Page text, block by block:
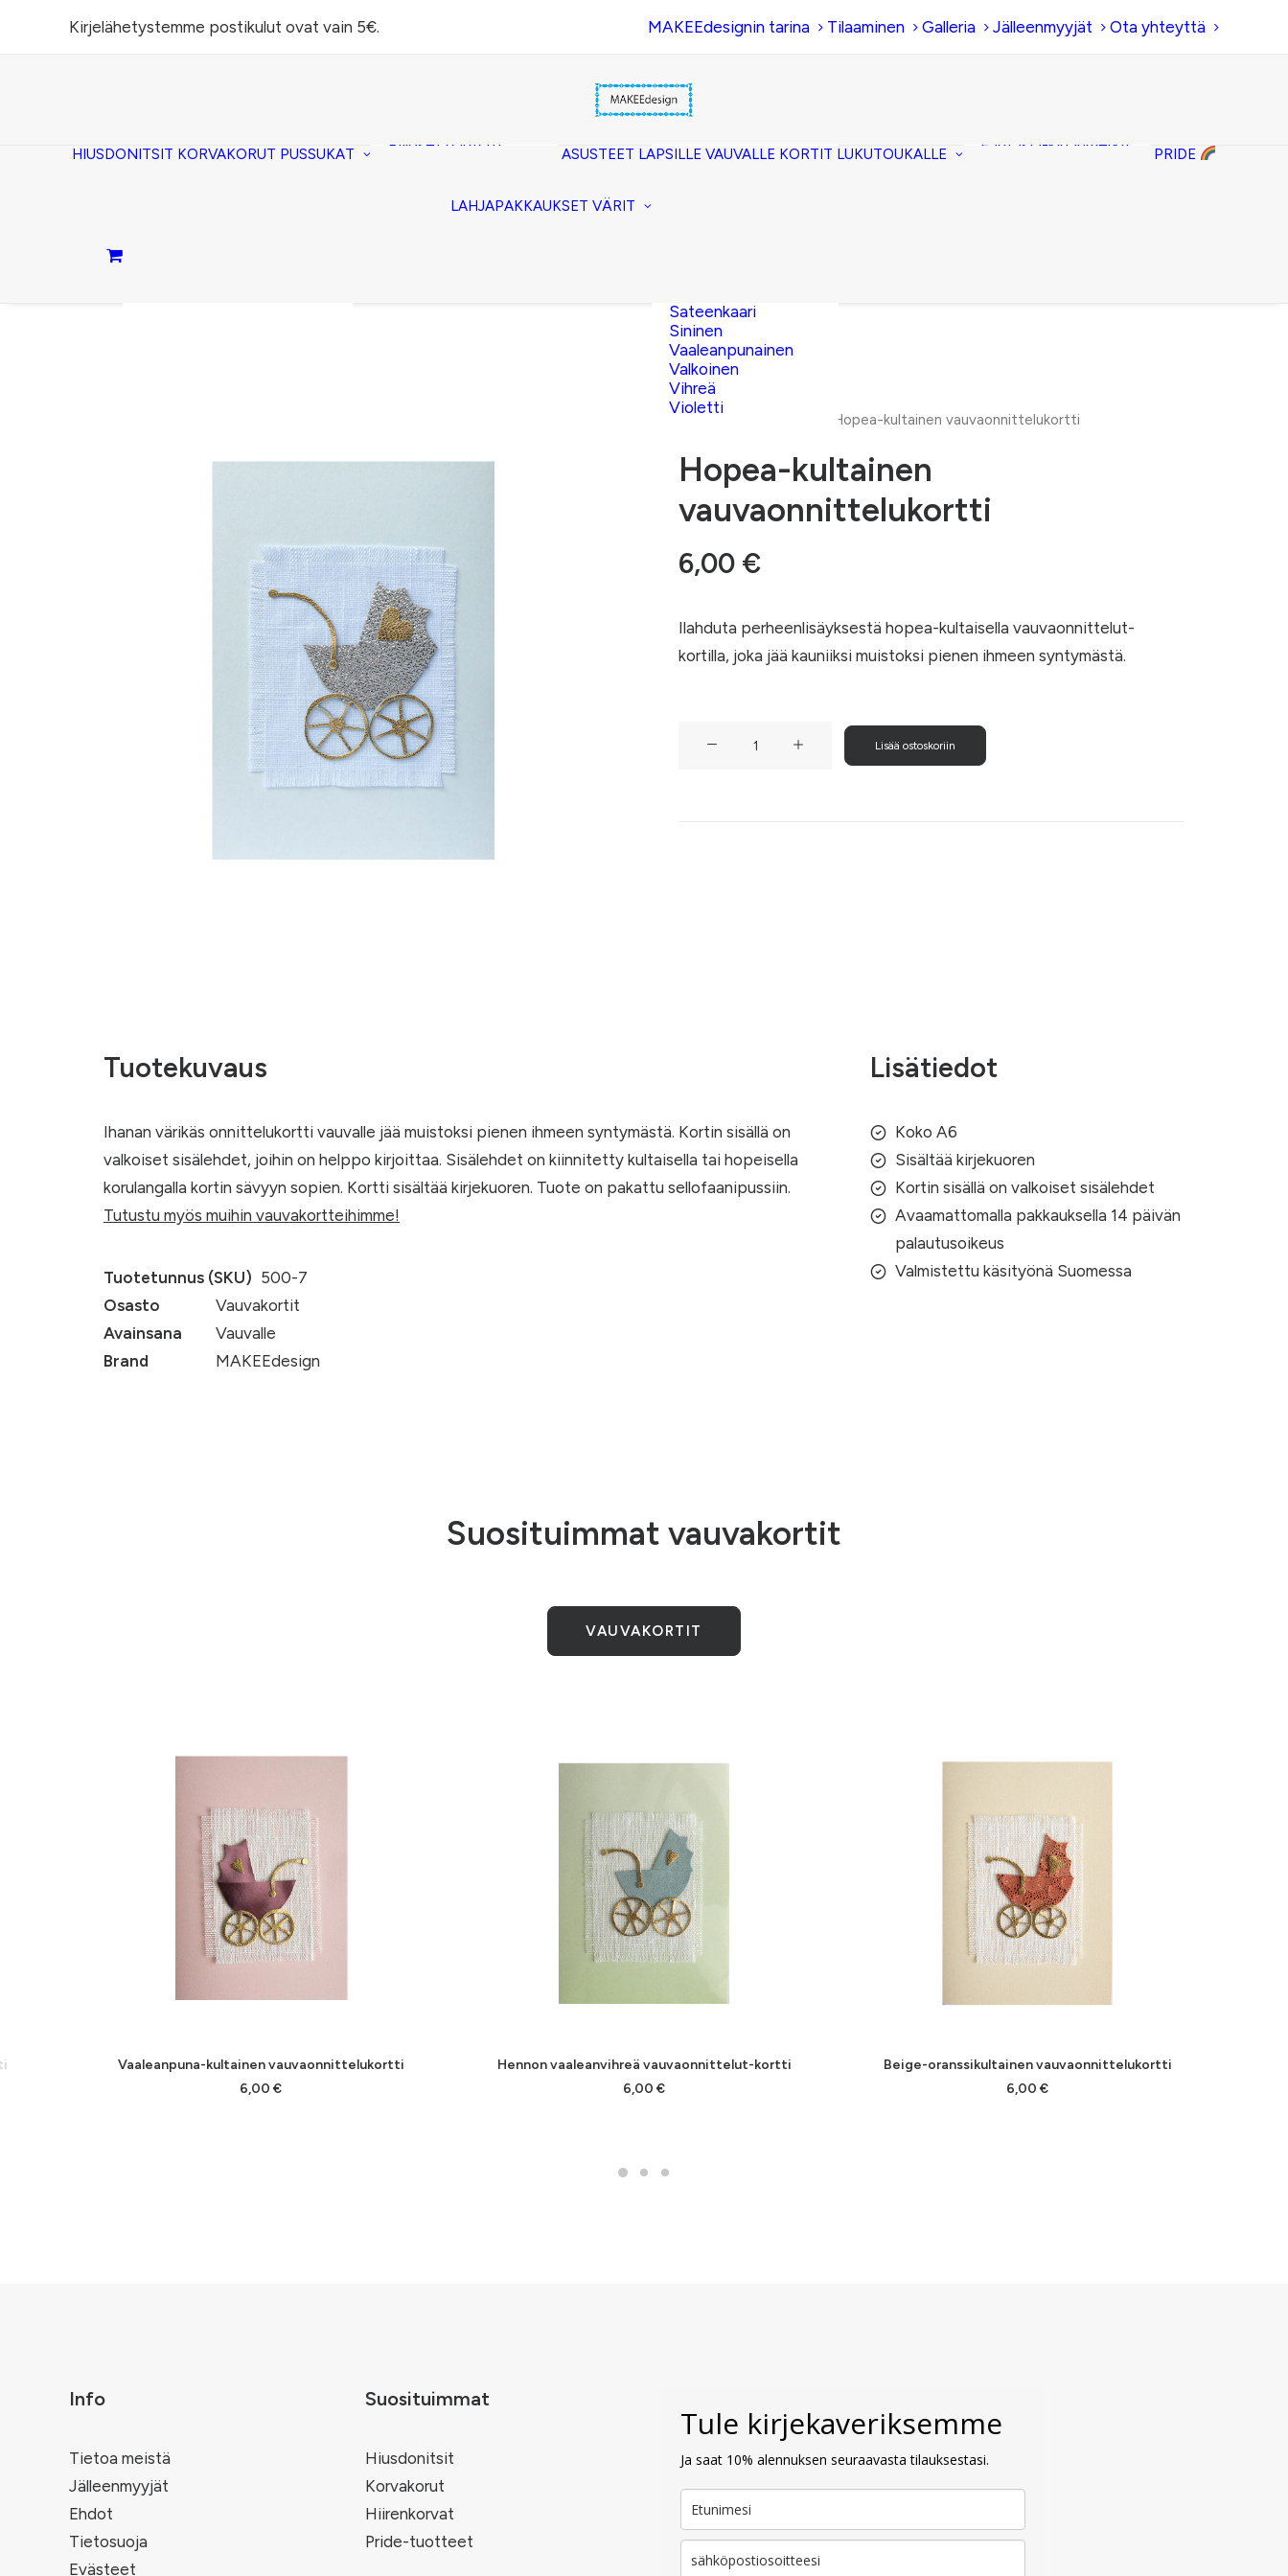
Kirjelähetystemme postikulut ovat vain 5€. MAKEEdesignin tarina Tilaaminen Galleria Jälleenmyyjät Ota yhteyttä
HIUSDONITSIT KORVAKORUT PUSSUKAT
Piiloset (clutch)
Taitettavat
ASUSTEET LAPSILLE VAUVALLE KORTIT LUKUTOUKALLE
Fantasia-kirjanmerkit
PRIDE
LAHJAPAKKAUKSET VÄRIT
Hopea
Keltainen
Kerma
Lila
Sateenkaari
Sininen
Vaaleanpunainen
Valkoinen
Vihreä
Violetti
Hopea-kultainen vauvaonnittelukortti
Hopea-kultainen
vauvaonnittelukortti
6,00 €
Ilahduta perheenlisäyksestä hopea-kultaisella vauvaonnittelut-
kortilla, joka jää kauniiksi muistoksi pienen ihmeen syntymästä.
Lisää ostoskoriin
Tuotekuvaus
Ihanan värikäs onnittelukortti vauvalle jää muistoksi pienen ihmeen syntymästä. Kortin sisällä on
valkoiset sisälehdet, joihin on helppo kirjoittaa. Sisälehdet on kiinnitetty kultaisella tai hopeisella
korulangalla kortin sävyyn sopien. Kortti sisältää kirjekuoren. Tuote on pakattu sellofaanipussiin.
Tutustu myös muihin vauvakortteihimme!
Tuotetunnus (SKU) 500-7
Osasto
Vauvakortit
Avainsana
Vauvalle
Brand
MAKEEdesign
Lisätiedot
Koko A6
Sisältää kirjekuoren
Kortin sisällä on valkoiset sisälehdet
Avaamattomalla pakkauksella 14 päivän
palautusoikeus
Valmistettu käsityönä Suomessa
Suosituimmat vauvakortit
VAUVAKORTIT
Vaaleanpuna-kultainen vauvaonnittelukortti
6,00 €
Hennon vaaleanvihreä vauvaonnittelut-kortti
6,00 €
Beige-oranssikultainen vauvaonnittelukortti
6,00 €
Info
Tietoa meistä
Jälleenmyyjät
Ehdot
Tietosuoja
Evästeet
Suosituimmat
Hiusdonitsit
Korvakorut
Hiirenkorvat
Pride-tuotteet
Tule kirjekaveriksemme
Ja saat 10% alennuksen seuraavasta tilauksestasi.